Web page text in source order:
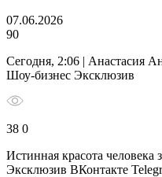
07.06.2026
90
Сегодня, 2:06 | Анастасия
Шоу-бизнес Эксклюзив
38 0
Истинная красота человека
Эксклюзив ВКонтакте